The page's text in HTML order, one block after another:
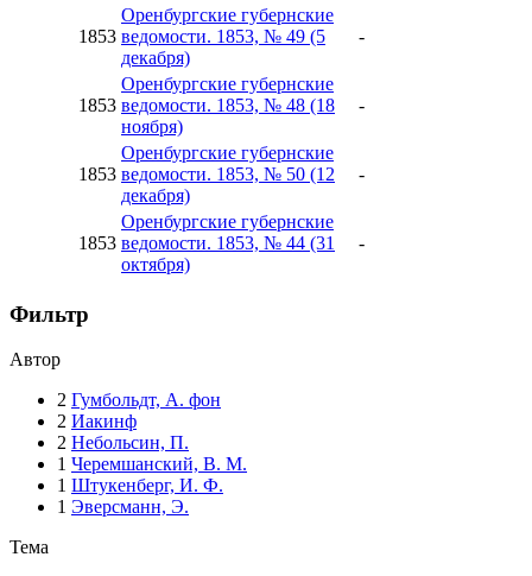
1853
Оренбургские губернские
ведомости. 1853, № 49 (5
декабря)
-
1853
Оренбургские губернские
ведомости. 1853, № 48 (18
ноября)
-
1853
Оренбургские губернские
ведомости. 1853, № 50 (12
декабря)
-
1853
Оренбургские губернские
ведомости. 1853, № 44 (31
октября)
-
Фильтр
Автор
2 Гумбольдт, А. фон
2 Иакинф
2 Небольсин, П.
1 Черемшанский, В. М.
1 Штукенберг, И. Ф.
1 Эверсманн, Э.
Тема